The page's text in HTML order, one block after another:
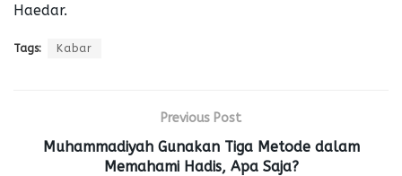
Haedar.
Tags: Kabar
Previous Post
Muhammadiyah Gunakan Tiga Metode dalam
Memahami Hadis, Apa Saja?